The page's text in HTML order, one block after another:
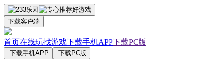
下载客户端
首页在线玩找游戏下载手机APP下载PC版
下载手机APP 下载PC版